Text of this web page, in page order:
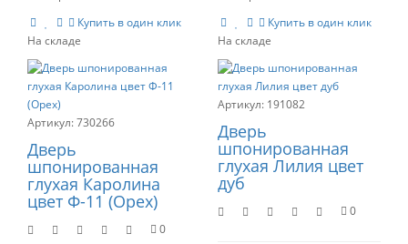
Купить в один клик
Купить в один клик
730266
Дверь
шпонированная
глухая Каролина
цвет Ф-11 (Орех)
0
191082
Дверь
шпонированная
глухая Лилия цвет
дуб
0